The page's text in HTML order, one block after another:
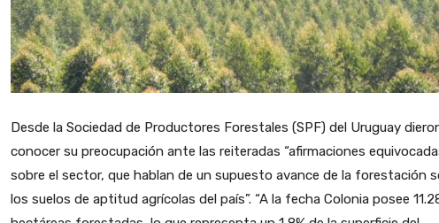
Desde la Sociedad de Productores Forestales (SPF) del Uruguay
conocer su preocupación ante las reiteradas “afirmaciones
sobre el sector, que hablan de un supuesto avance de la forestación
los suelos de aptitud agrícolas del país”. “A la fecha Colonia posee